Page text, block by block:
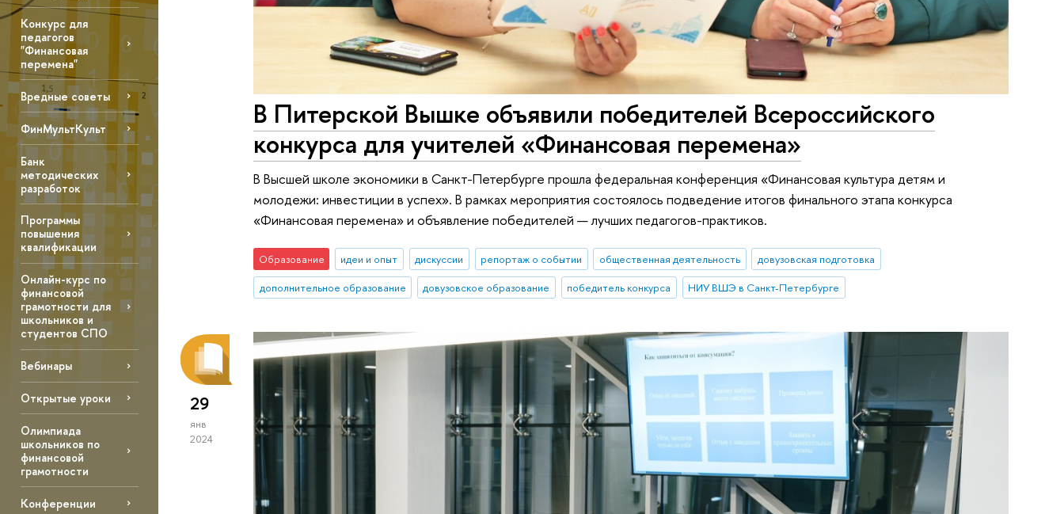
Конкурс для
педагогов
"Финансовая
перемена"
Вредные советы
ФинМультКульт
Банк
методических
разработок
Программы
повышения
квалификации
Онлайн-курс по
финансовой
грамотности для
школьников и
студентов СПО
Вебинары
Открытые уроки
Олимпиада
школьников по
финансовой
грамотности
Конференции
В Питерской Вышке объявили победителей Всероссийского
конкурса для учителей «Финансовая перемена»
В Высшей школе экономики в Санкт-Петербурге прошла федеральная конференция «Финансовая культура детям и
молодежи: инвестиции в успех». В рамках мероприятия состоялось подведение итогов финального этапа конкурса
«Финансовая перемена» и объявление победителей — лучших педагогов-практиков.
Образование идеи и опыт дискуссии репортаж о событии общественная деятельность
довузовская подготовка
дополнительное образование
довузовское образование победитель конкурса НИУ ВШЭ в Санкт-Петербурге
29
янв
2024